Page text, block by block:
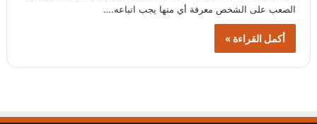
الصعب على الشخص معرفة أي منها يجب اتباعه.…
أكمل القراءة »